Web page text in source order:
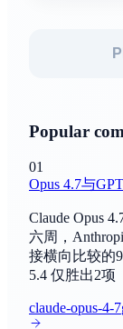
By
GPT-
By
By腾讯
真实性评
BIG-
综合评估
综合评估
Popular
01
Opus 4.7与
Claude Opus
六周，
接横向比较的
5.4 仅胜出2项
claude-opus-4-7